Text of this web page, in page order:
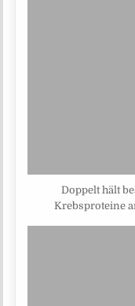
Doppelt hält
Krebsproteine